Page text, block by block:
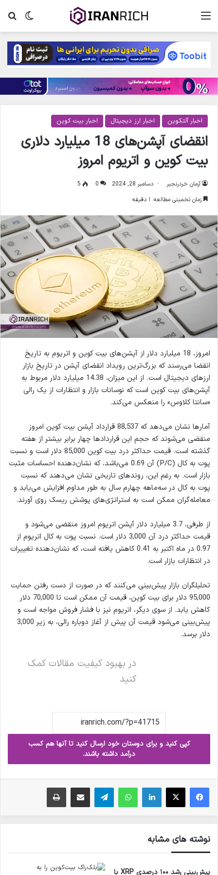
تغییر منو
اخبار آلتکوین اخبار ارز دیجیتال اخبار بیت کوین
انقضای آپشن‌های 18 میلیارد دلاری
بیت کوین و اتریوم امروز
آرمان خردرنجبر دسامبر 28, 2024 0
5
زمان تخمینی مطالعه: ۱ دقیقه
امروز، 18 میلیارد دلار از آپشن‌های بیت کوین و اتریوم به تاریخ
انقضا می‌رسند که بزرگ‌ترین رویداد انقضای آپشن در تاریخ بازار
ارزهای دیجیتال است. از این میزان، 14.38 میلیارد دلار مربوط به
آپشن‌های بیت کوین است که نوسانات بازار و انتظارات از یک رالی
«سانتا کلاوس» را منعکس می‌کند.
آمارها نشان می‌دهد که 88,537 قرارداد آپشن بیت کوین امروز
منقضی می‌شوند که حجم این قراردادها چهار برابر بیشتر از هفته
گذشته است. قیمت حداکثر درد بیت کوین 85,000 دلار است و نسبت
پوت به کال (P/C) آن 0.69 می‌باشد، که نشان‌دهنده احساسات مثبت
بازار است. به رغم این، روندهای تاریخی نشان می‌دهند که نسبت
پوت به کال در سه‌ماهه چهارم سال به طور مداوم افزایش می‌یابد و
معامله‌گران ممکن است به استراتژی‌های پوشش ریسک روی آورند.
از طرفی، 3.7 میلیارد دلار آپشن اتریوم امروز منقضی می‌شود و
قیمت حداکثر درد آن 3,000 دلار است. نسبت پوت به کال اتریوم از
0.97 در ماه اکتبر به 0.41 کاهش یافته است، که نشان‌دهنده تغییرات
در انتظارات بازار است.
تحلیلگران بازار پیش‌بینی می‌کنند که در صورت از دست رفتن حمایت
95,000 دلار برای بیت کوین، قیمت آن ممکن است تا 70,000 دلار
کاهش یابد. از سوی دیگر، اتریوم نیز با فشار فروش مواجه است و
پیش‌بینی می‌شود قیمت آن پیش از آغاز دوباره رالی، به زیر 3,000
دلار برسد.
در بهبود کیفیت مقالات کمک
کنید
کپی کنید و برای دوستان خود ارسال کنید تا آنها هم کسب
درآمد داشته باشند.
فیس بوک X لینکدین واتس آپ تلگرام ارسال ایمیل چاپ
نوشته های مشابه
پیش‌بینی رشد ۱۰۰ درصدی XRP با